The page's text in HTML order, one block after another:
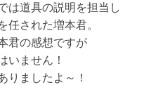
は道具の説明を担当し
任された増本君。
君の感想ですが
いません！
りましたよ～！